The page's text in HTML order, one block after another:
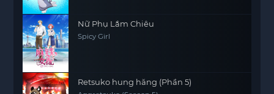
Nữ Phụ Lắm Chiêu
Spicy Girl
Retsuko hung hăng (Phần 5)